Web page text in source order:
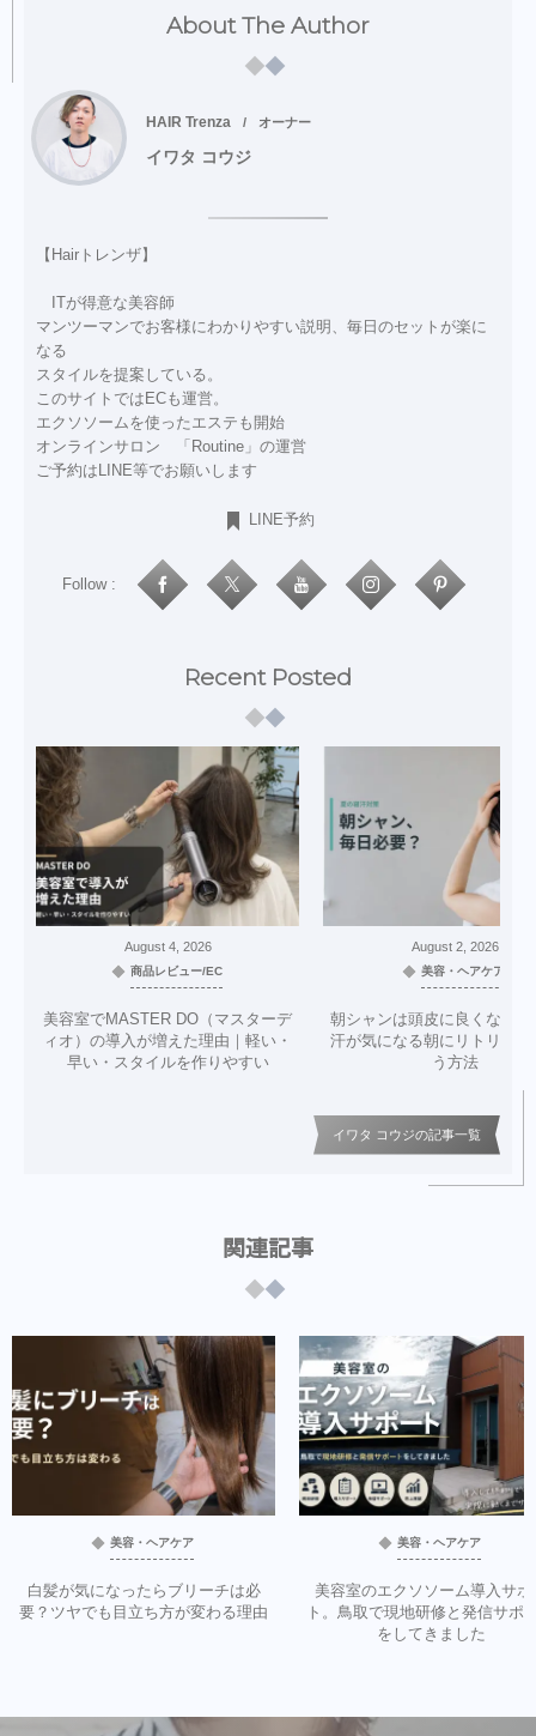
About The Author
HAIR Trenza オーナー
イワタ コウジ
【Hairトレンザ】
ITが得意な美容師
マンツーマンでお客様にわかりやすい説明、毎日のセットが楽に
なる
スタイルを提案している。
このサイトではECも運営。
エクソソームを使ったエステも開始
オンラインサロン 「Routine」の運営
ご予約はLINE等でお願いします
LINE予約
Follow :
Recent Posted
August 4, 2026
商品レビュー/EC
美容室でMASTER DO（マスターデ
ィオ）の導入が増えた理由｜軽い・
早い・スタイルを作りやすい
August 2, 2026
美容・ヘアケア
朝シャンは頭皮に良くない？
汗が気になる朝にリトリニだ
う方法
イワタ コウジの記事一覧
関連記事
美容・ヘアケア
白髪が気になったらブリーチは必
要？ツヤでも目立ち方が変わる理由
美容・ヘアケア
美容室のエクソソーム導入サポ
ト。鳥取で現地研修と発信サポ
をしてきました